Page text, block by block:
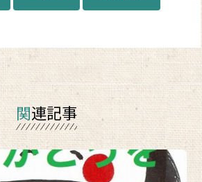
関連記事